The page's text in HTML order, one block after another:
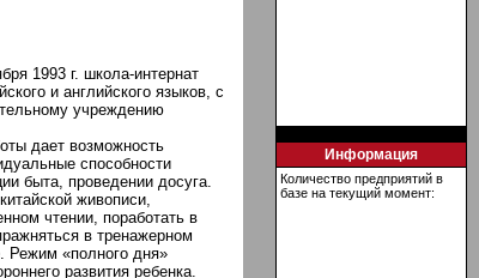
1993 г. школа-интернат
и английского языков, с
учреждению
дает возможность
способности
быта, проведении досуга.
живописи,
чтении, поработать в
в тренажерном
Режим «полного дня»
развития ребенка.
Информация
Количество предприятий в
базе на текущий момент: